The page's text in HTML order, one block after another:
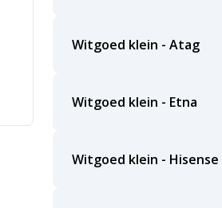
Witgoed klein - Atag
Witgoed klein - Etna
Witgoed klein - Hisense